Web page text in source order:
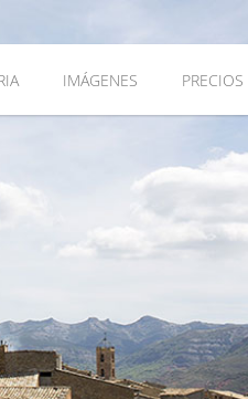
IMÁGENES PRECIOS